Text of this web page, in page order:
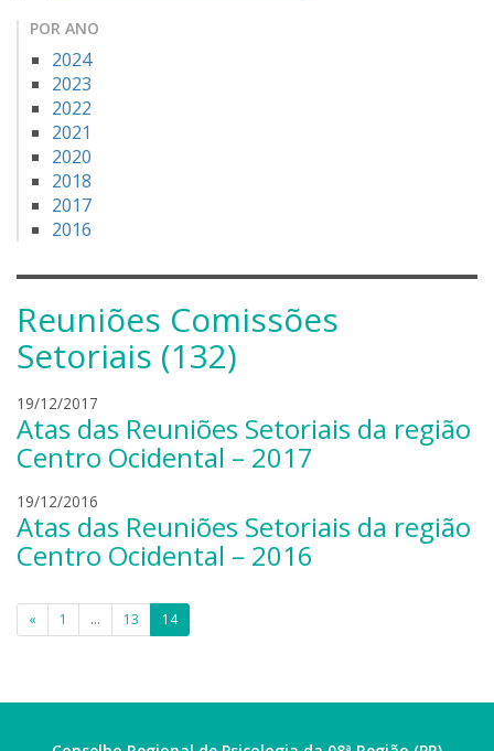
POR ANO
2024
2023
2022
2021
2020
2018
2017
2016
Reuniões Comissões
Setoriais (132)
19/12/2017
e
o
n
r
d
o
a
c
o
Atas das Reuniões Setoriais da região
Centro Ocidental – 2017
19/12/2016
e
o
n
r
c
Atas das Reuniões Setoriais da região
Centro Ocidental – 2016
Paginação
posts
« 1 … 13 14